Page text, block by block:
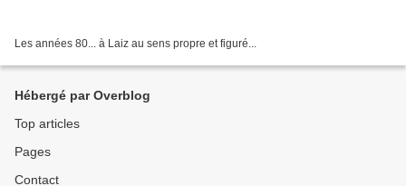
Les années 80... à Laiz au sens propre et figuré...
Hébergé par Overblog
Top articles
Pages
Contact